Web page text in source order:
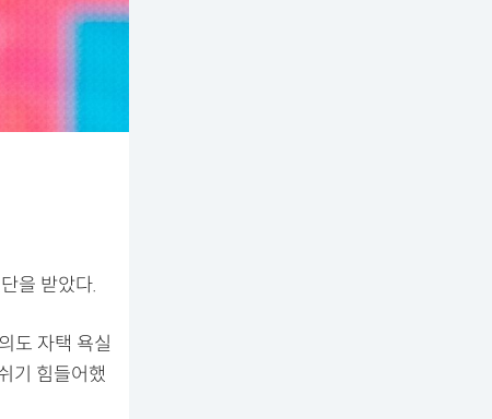
을 받았다.
도 자택 욕실
기 힘들어했